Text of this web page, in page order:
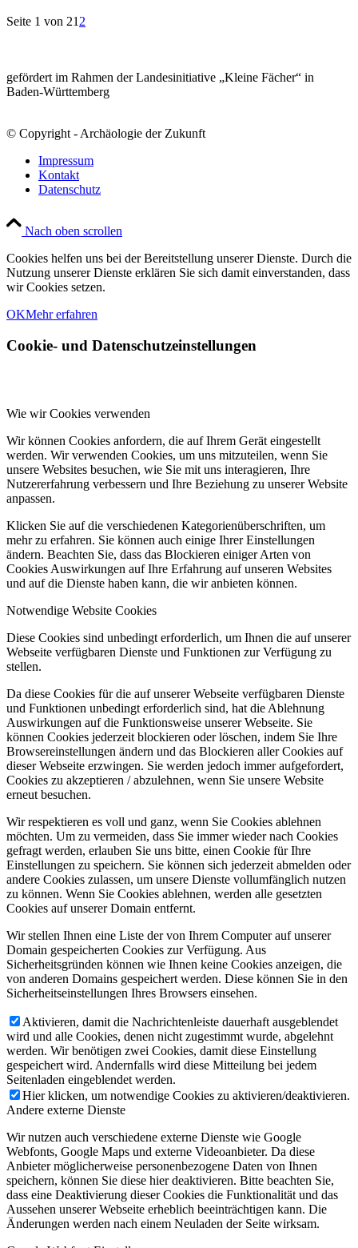
Seite 1 von 21 2
gefördert im Rahmen der Landesinitiative „Kleine Fächer“ in
Baden-Württemberg
© Copyright - Archäologie der Zukunft
Impressum
Kontakt
Datenschutz
Nach oben scrollen
Cookies helfen uns bei der Bereitstellung unserer Dienste. Durch die
Nutzung unserer Dienste erklären Sie sich damit einverstanden, dass
wir Cookies setzen.
OKMehr erfahren
Cookie- und Datenschutzeinstellungen
Wie wir Cookies verwenden
Wir können Cookies anfordern, die auf Ihrem Gerät eingestellt
werden. Wir verwenden Cookies, um uns mitzuteilen, wenn Sie
unsere Websites besuchen, wie Sie mit uns interagieren, Ihre
Nutzererfahrung verbessern und Ihre Beziehung zu unserer Website
anpassen.
Klicken Sie auf die verschiedenen Kategorienüberschriften, um
mehr zu erfahren. Sie können auch einige Ihrer Einstellungen
ändern. Beachten Sie, dass das Blockieren einiger Arten von
Cookies Auswirkungen auf Ihre Erfahrung auf unseren Websites
und auf die Dienste haben kann, die wir anbieten können.
Notwendige Website Cookies
Diese Cookies sind unbedingt erforderlich, um Ihnen die auf unserer
Webseite verfügbaren Dienste und Funktionen zur Verfügung zu
stellen.
Da diese Cookies für die auf unserer Webseite verfügbaren Dienste
und Funktionen unbedingt erforderlich sind, hat die Ablehnung
Auswirkungen auf die Funktionsweise unserer Webseite. Sie
können Cookies jederzeit blockieren oder löschen, indem Sie Ihre
Browsereinstellungen ändern und das Blockieren aller Cookies auf
dieser Webseite erzwingen. Sie werden jedoch immer aufgefordert,
Cookies zu akzeptieren / abzulehnen, wenn Sie unsere Website
erneut besuchen.
Wir respektieren es voll und ganz, wenn Sie Cookies ablehnen
möchten. Um zu vermeiden, dass Sie immer wieder nach Cookies
gefragt werden, erlauben Sie uns bitte, einen Cookie für Ihre
Einstellungen zu speichern. Sie können sich jederzeit abmelden oder
andere Cookies zulassen, um unsere Dienste vollumfänglich nutzen
zu können. Wenn Sie Cookies ablehnen, werden alle gesetzten
Cookies auf unserer Domain entfernt.
Wir stellen Ihnen eine Liste der von Ihrem Computer auf unserer
Domain gespeicherten Cookies zur Verfügung. Aus
Sicherheitsgründen können wie Ihnen keine Cookies anzeigen, die
von anderen Domains gespeichert werden. Diese können Sie in den
Sicherheitseinstellungen Ihres Browsers einsehen.
Aktivieren, damit die Nachrichtenleiste dauerhaft ausgeblendet
wird und alle Cookies, denen nicht zugestimmt wurde, abgelehnt
werden. Wir benötigen zwei Cookies, damit diese Einstellung
gespeichert wird. Andernfalls wird diese Mitteilung bei jedem
Seitenladen eingeblendet werden.
Hier klicken, um notwendige Cookies zu aktivieren/deaktivieren.
Andere externe Dienste
Wir nutzen auch verschiedene externe Dienste wie Google
Webfonts, Google Maps und externe Videoanbieter. Da diese
Anbieter möglicherweise personenbezogene Daten von Ihnen
speichern, können Sie diese hier deaktivieren. Bitte beachten Sie,
dass eine Deaktivierung dieser Cookies die Funktionalität und das
Aussehen unserer Webseite erheblich beeinträchtigen kann. Die
Änderungen werden nach einem Neuladen der Seite wirksam.